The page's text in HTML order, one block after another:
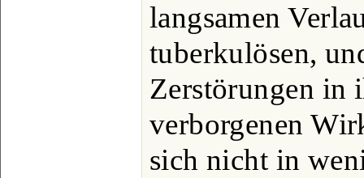
langsamen
tuberkulösen,
Zerstörungen in
verborgenen
sich nicht in